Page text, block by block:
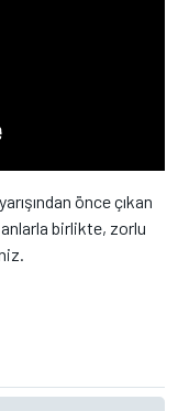
önce çıkan
birlikte, zorlu